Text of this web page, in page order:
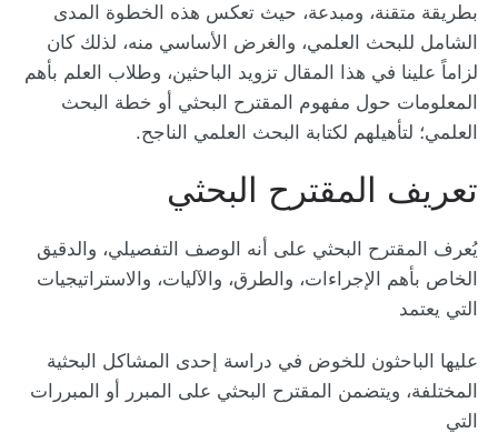
بطريقة متقنة، ومبدعة، حيث تعكس هذه الخطوة المدى
الشامل للبحث العلمي، والغرض الأساسي منه، لذلك كان
لزاماً علينا في هذا المقال تزويد الباحثين، وطلاب العلم بأهم
المعلومات حول مفهوم المقترح البحثي أو خطة البحث
العلمي؛ لتأهيلهم لكتابة البحث العلمي الناجح.
تعريف المقترح البحثي
يُعرف المقترح البحثي على أنه الوصف التفصيلي، والدقيق
الخاص بأهم الإجراءات، والطرق، والآليات، والاستراتيجيات
التي يعتمد
عليها الباحثون للخوض في دراسة إحدى المشاكل البحثية
المختلفة، ويتضمن المقترح البحثي على المبرر أو المبررات
التي